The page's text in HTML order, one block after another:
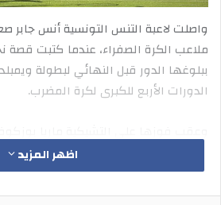
واصلت لاعبة التنس التونسية أنس
ملاعب الكرة الصفراء، عندما كتبت قصة
ببلوغها الدور قبل النهائي لبطولة
الدورات الأربع للكبرى لكرة المضرب.
رابطة لاعبات التنس المحترفات، باتت
تلقب في تونس، أول لاعبة عربية تبلغ
الـ”غراند سلام”، وثاني لاعبة إفريقية
اظهر المزيد